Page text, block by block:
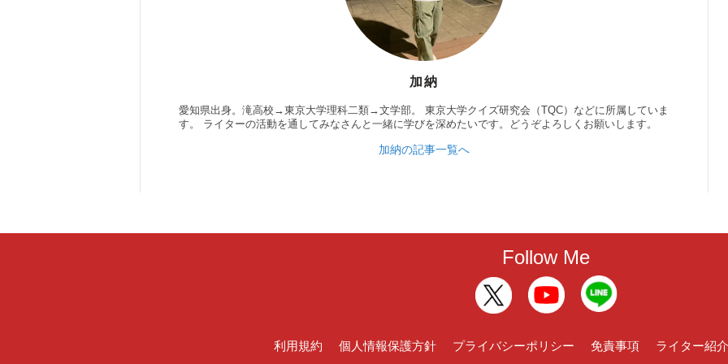
加納
愛知県出身。滝高校→東京大学理科二類→文学部。 東京大学クイズ研究会（TQC）などに所属していま
す。 ライターの活動を通してみなさんと一緒に学びを深めたいです。どうぞよろしくお願いします。
加納の記事一覧へ
Follow Me
利用規約 個人情報保護方針 プライバシーポリシー 免責事項 ライター紹介